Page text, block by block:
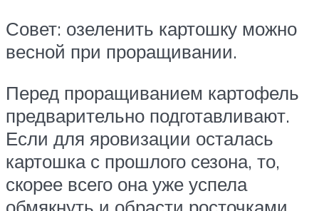
Совет: озеленить картошку можно
весной при проращивании.
Перед проращиванием картофель
предварительно подготавливают.
Если для яровизации осталась
картошка с прошлого сезона, то,
скорее всего она уже успела